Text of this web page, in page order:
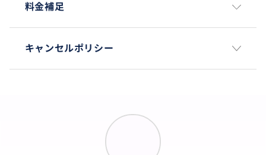
料金補足
キャンセルポリシー